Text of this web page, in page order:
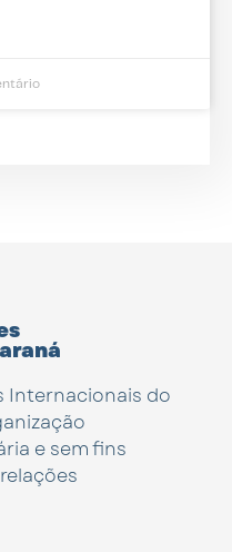
Internacionais do
e sem fins